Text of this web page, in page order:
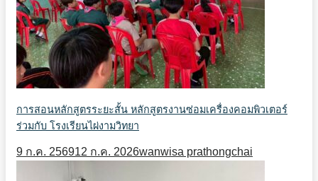
การสอนหลักสูตรระยะสั้น หลักสูตรงานซ่อมเครื่องคอมพิวเตอร์
ร่วมกับ โรงเรียนไผ่งามวิทยา
9 ก.ค. 256912 ก.ค. 2026wanwisa prathongchai